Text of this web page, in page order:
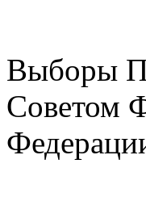
Выборы
Советом